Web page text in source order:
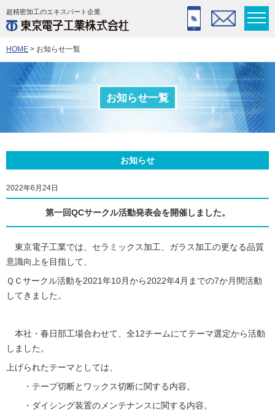
超精密加工のエキスパート企業
HOME > お知らせ一覧
お知らせ一覧
お知らせ
2022年6月24日
第一回QCサークル活動発表会を開催しました。
東京電子工業では、セラミックス加工、ガラス加工の更なる品質
意識向上を目指して、
ＱＣサークル活動を2021年10月から2022年4月までの7か月間活動
してきました。
本社・春日部工場合わせて、全12チームにてテーマ選定から活動
しました。
上げられたテーマとしては、
・テープ切断とワックス切断に関する内容。
・ダイシング装置のメンテナンスに関する内容。